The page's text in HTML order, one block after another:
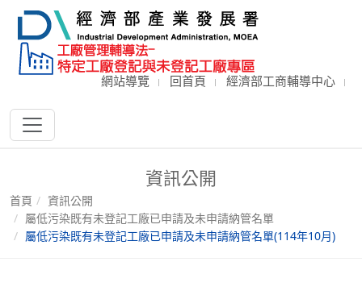
網站導覽 回首頁 經濟部工商輔導中心
資訊公開
首頁
資訊公開
屬低污染既有未登記工廠已申請及未申請納管名單
屬低污染既有未登記工廠已申請及未申請納管名單(114年10月)